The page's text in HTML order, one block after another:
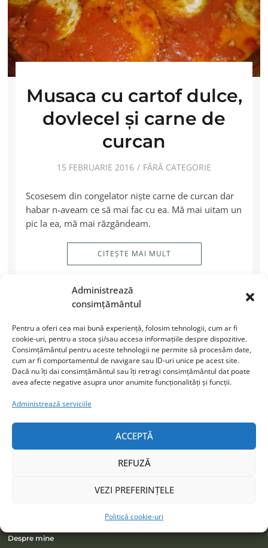
Administrează
consimțământul
Pentru a oferi cea mai bună experiență, folosim tehnologii, cum ar fi
cookie-uri, pentru a stoca și/sau accesa informațiile despre dispozitive.
Consimțământul pentru aceste tehnologii ne permite să procesăm date,
cum ar fi comportamentul de navigare sau ID-uri unice pe acest site.
Dacă nu îți dai consimțământul sau îți retragi consimțământul dat poate
avea afecte negative asupra unor anumite funcționalități și funcții.
Administrează serviciile
ACCEPTĂ
REFUZĂ
VEZI PREFERINȚELE
Politică cookie-uri
Musaca cu cartof dulce,
dovlecel şi carne de
curcan
15 FEBRUARIE 2016 FĂRĂ CATEGORIE
Scosesem din congelator nişte carne de curcan dar
habar n-aveam ce să mai fac cu ea. Mă mai uitam un
pic la ea, mă mai răzgândeam.
CITEȘTE MAI MULT
URMĂREȘTE-MI ACTIVITATEA
Facebook Instagram
LinkedIn
Despre mine